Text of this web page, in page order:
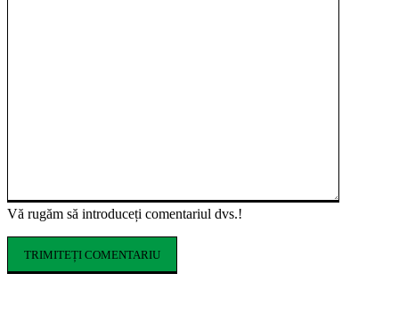
Vă rugăm să introduceți comentariul dvs.!